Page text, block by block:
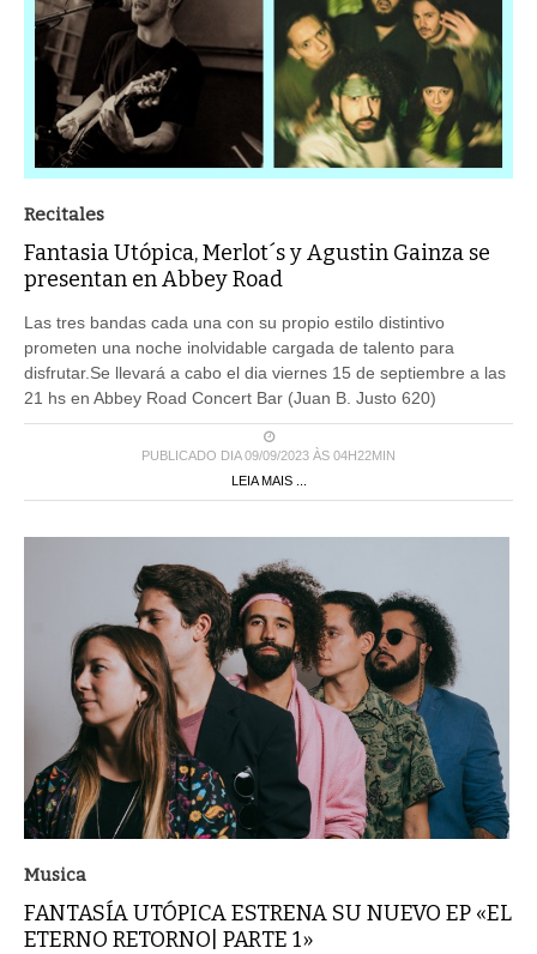
Recitales
Fantasia Utópica, Merlot´s y Agustin Gainza se
presentan en Abbey Road
Las tres bandas cada una con su propio estilo distintivo
prometen una noche inolvidable cargada de talento para
disfrutar.Se llevará a cabo el dia viernes 15 de septiembre a las
21 hs en Abbey Road Concert Bar (Juan B. Justo 620)
PUBLICADO DIA 09/09/2023 ÀS 04H22MIN
LEIA MAIS ...
Musica
FANTASÍA UTÓPICA ESTRENA SU NUEVO EP «EL
ETERNO RETORNO| PARTE 1»